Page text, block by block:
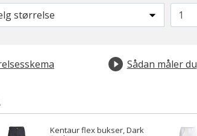
størrelse
Sådan måler du
Kentaur flex bukser, Dark